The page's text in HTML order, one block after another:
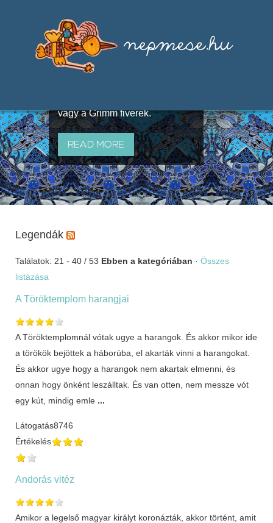
útján terjedő elbeszélésekből,
melyeket olyan ismert gyűjtők
állítottak össze, mint Benedek
vagy a Grimm fivérek.
READ MORE
Legendák
Találatok: 21 - 40 / 53 Ebben a kategóriában · Összes
listázása
A Töröktemplom harangjai
A Töröktemplomnál vótak ugye a harangok. És akkor mikor ide
a törökök bejöttek a háborúba, el akarták vinni a harangokat.
És akkor ugye hogy a harangok nem akartak elmenni, és
onnan hogy önként leszálltak. És van otten, nem messze vót
egy kút, mindig emle ...
Látogatás8746
Értékelés
Andorás vitéz
Amikor a legelső magyar királyt koronázták, akkor történt, amit